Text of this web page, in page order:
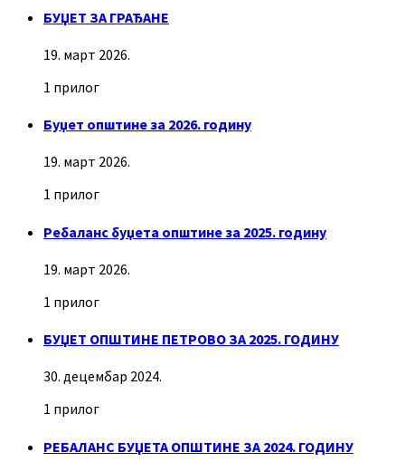
БУЏЕТ ЗА ГРАЂАНЕ
19. март 2026.
1 прилог
Буџет општине за 2026. годину
19. март 2026.
1 прилог
Ребаланс буџета општине за 2025. годину
19. март 2026.
1 прилог
БУЏЕТ ОПШТИНЕ ПЕТРОВО ЗА 2025. ГОДИНУ
30. децембар 2024.
1 прилог
РЕБАЛАНС БУЏЕТА ОПШТИНЕ ЗА 2024. ГОДИНУ